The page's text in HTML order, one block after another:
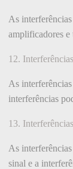
As
amplificadores e
12.
As
interferências
13.
As
sinal e a